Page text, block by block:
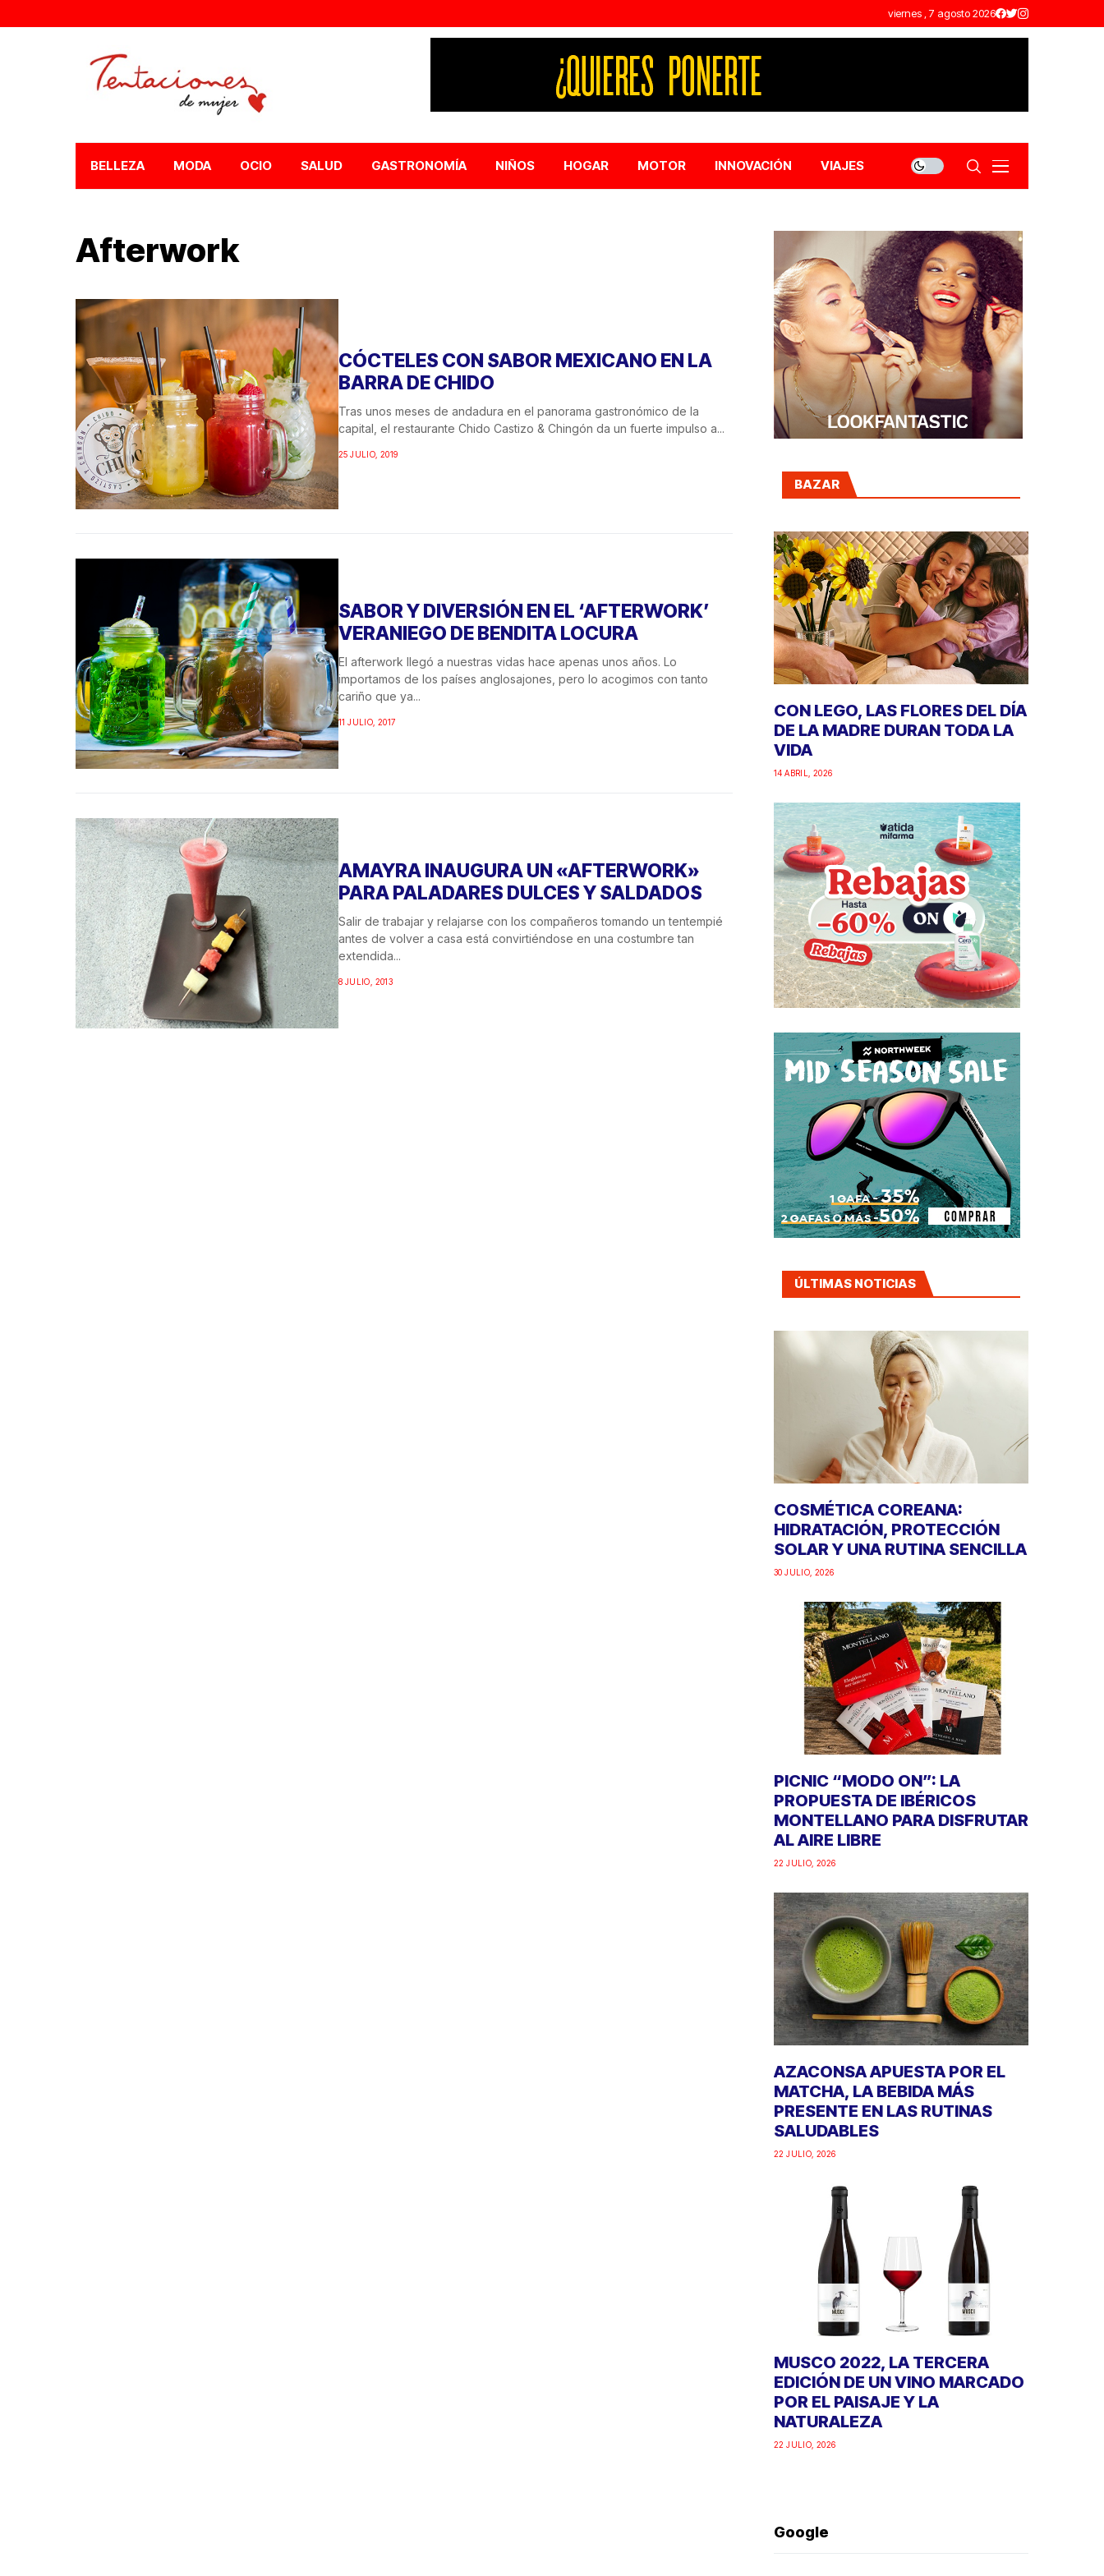
viernes , 7 agosto 2026
BELLEZA MODA OCIO SALUD GASTRONOMÍA NIÑOS HOGAR MOTOR INNOVACIÓN VIAJES
Afterwork
CÓCTELES CON SABOR MEXICANO EN LA
BARRA DE CHIDO
Tras unos meses de andadura en el panorama gastronómico de la
capital, el restaurante Chido Castizo & Chingón da un fuerte impulso a...
25 JULIO, 2019
SABOR Y DIVERSIÓN EN EL ‘AFTERWORK’
VERANIEGO DE BENDITA LOCURA
El afterwork llegó a nuestras vidas hace apenas unos años. Lo
importamos de los países anglosajones, pero lo acogimos con tanto
cariño que ya...
11 JULIO, 2017
AMAYRA INAUGURA UN «AFTERWORK»
PARA PALADARES DULCES Y SALDADOS
Salir de trabajar y relajarse con los compañeros tomando un tentempié
antes de volver a casa está convirtiéndose en una costumbre tan
extendida...
8 JULIO, 2013
BAZAR
CON LEGO, LAS FLORES DEL DÍA
DE LA MADRE DURAN TODA LA
VIDA
14 ABRIL, 2026
ÚLTIMAS NOTICIAS
COSMÉTICA COREANA:
HIDRATACIÓN, PROTECCIÓN
SOLAR Y UNA RUTINA SENCILLA
30 JULIO, 2026
PICNIC “MODO ON”: LA
PROPUESTA DE IBÉRICOS
MONTELLANO PARA DISFRUTAR
AL AIRE LIBRE
22 JULIO, 2026
AZACONSA APUESTA POR EL
MATCHA, LA BEBIDA MÁS
PRESENTE EN LAS RUTINAS
SALUDABLES
22 JULIO, 2026
MUSCO 2022, LA TERCERA
EDICIÓN DE UN VINO MARCADO
POR EL PAISAJE Y LA
NATURALEZA
22 JULIO, 2026
Google